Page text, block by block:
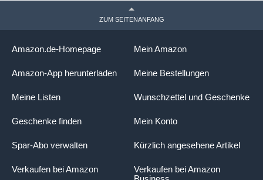
ZUM SEITENANFANG
Mein Amazon
Meine Bestellungen
Wunschzettel und Geschenke
Mein Konto
Kürzlich angesehene Artikel
Verkaufen bei Amazon
Amazon.de-Homepage
Amazon-App herunterladen
Meine Listen
Geschenke finden
Spar-Abo verwalten
Verkaufen bei Amazon